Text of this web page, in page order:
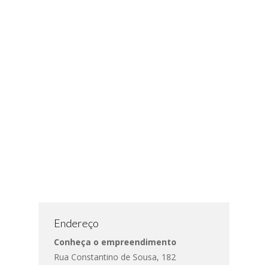
Endereço
Conheça o empreendimento
Rua Constantino de Sousa, 182